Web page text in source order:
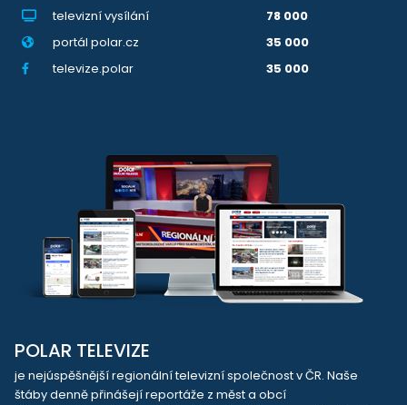
televizní vysílání
78 000
portál polar.cz
35 000
televize.polar
35 000
POLAR TELEVIZE
je nejúspěšnější regionální televizní společnost v ČR. Naše
štáby denně přinášejí reportáže z měst a obcí